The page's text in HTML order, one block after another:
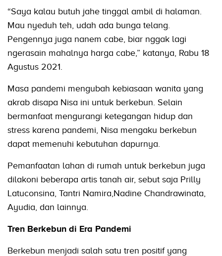
“Saya kalau butuh jahe tinggal ambil di halaman.
Mau nyeduh teh, udah ada bunga telang.
Pengennya juga nanem cabe, biar nggak lagi
ngerasain mahalnya harga cabe,” katanya, Rabu 18
Agustus 2021.
Masa pandemi mengubah kebiasaan wanita yang
akrab disapa Nisa ini untuk berkebun. Selain
bermanfaat mengurangi ketegangan hidup dan
stress karena pandemi, Nisa mengaku berkebun
dapat memenuhi kebutuhan dapurnya.
Pemanfaatan lahan di rumah untuk berkebun juga
dilakoni beberapa artis tanah air, sebut saja Prilly
Latuconsina, Tantri Namira,Nadine Chandrawinata,
Ayudia, dan lainnya.
Tren Berkebun di Era Pandemi
Berkebun menjadi salah satu tren positif yang